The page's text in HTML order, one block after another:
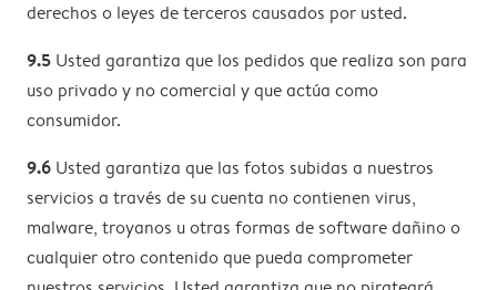
derechos o leyes de terceros causados por usted.
9.5 Usted garantiza que los pedidos que realiza son para
uso privado y no comercial y que actúa como
consumidor.
9.6 Usted garantiza que las fotos subidas a nuestros
servicios a través de su cuenta no contienen virus,
malware, troyanos u otras formas de software dañino o
cualquier otro contenido que pueda comprometer